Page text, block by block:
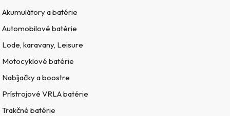
Akumulátory a batérie
Automobilové batérie
Lode, karavany, Leisure
Motocyklové batérie
Nabíjačky a boostre
Prístrojové VRLA batérie
Trakčné batérie